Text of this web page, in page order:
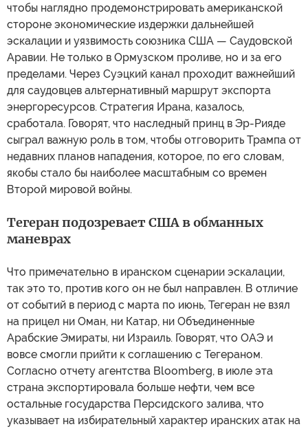
чтобы наглядно продемонстрировать американской
стороне экономические издержки дальнейшей
эскалации и уязвимость союзника США — Саудовской
Аравии. Не только в Ормузском проливе, но и за его
пределами. Через Суэцкий канал проходит важнейший
для саудовцев альтернативный маршрут экспорта
энергоресурсов. Стратегия Ирана, казалось,
сработала. Говорят, что наследный принц в Эр-Рияде
сыграл важную роль в том, чтобы отговорить Трампа от
недавних планов нападения, которое, по его словам,
якобы стало бы наиболее масштабным со времен
Второй мировой войны.
Тегеран подозревает США в обманных
маневрах
Что примечательно в иранском сценарии эскалации,
так это то, против кого он не был направлен. В отличие
от событий в период с марта по июнь, Тегеран не взял
на прицел ни Оман, ни Катар, ни Объединенные
Арабские Эмираты, ни Израиль. Говорят, что ОАЭ и
вовсе смогли прийти к соглашению с Тегераном.
Согласно отчету агентства Bloomberg, в июле эта
страна экспортировала больше нефти, чем все
остальные государства Персидского залива, что
указывает на избирательный характер иранских атак на